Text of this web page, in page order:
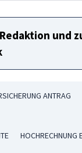
und
ANTRAG
HOCHRECHNUNG